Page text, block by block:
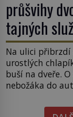
průšvihy
tajných
Na ulici přibrzdí
urostlých
buší na dveře.
nebožáka do
Jako